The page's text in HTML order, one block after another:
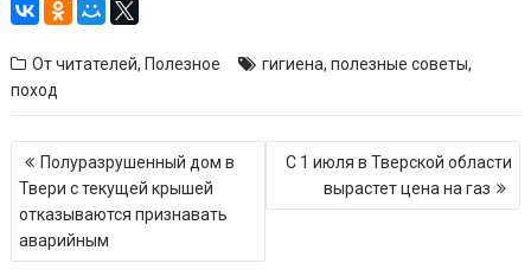
От читателей, Полезное гигиена,полезные советы,
поход
Навигация
по
записям
Полуразрушенный дом в
Твери с текущей крышей
отказываются признавать
аварийным
С 1 июля в Тверской области
вырастет цена на газ